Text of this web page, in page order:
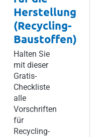
Herstellung
(Recycling-
Baustoffen)
Halten Sie
mit dieser
Gratis-
Checkliste
alle
Vorschriften
für
Recycling-